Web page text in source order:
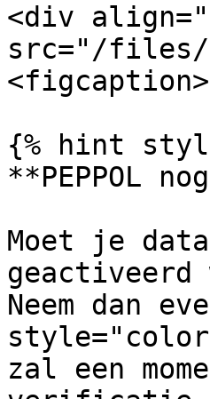
<div
src="/files/
{% hint
**PEPPOL
Moet je
geactiveerd
Neem dan
zal een